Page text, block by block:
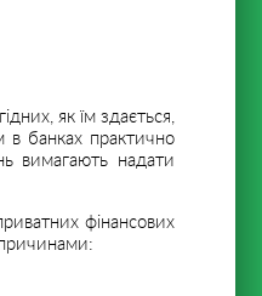
як їм здається,
в банках практично
вимагають надати
фінансових